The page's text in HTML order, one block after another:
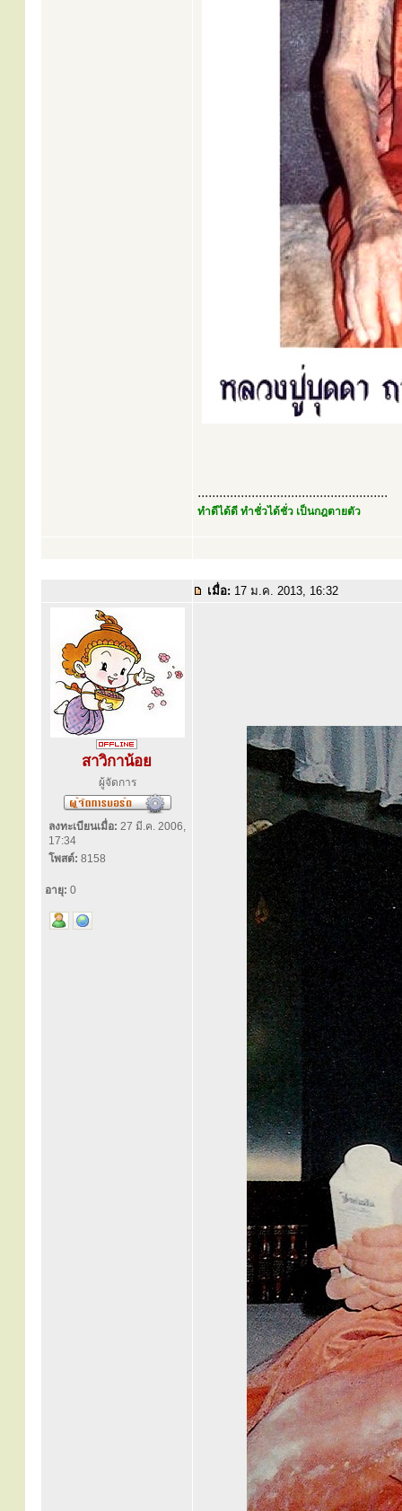
.....................................................
ทำดีได้ดี ทำชั่วได้ชั่ว เป็นกฎตายตัว
เมื่อ: 17 ม.ค. 2013, 16:32
สาวิกาน้อย
ผู้จัดการ
ลงทะเบียนเมื่อ: 27 มี.ค. 2006,
17:34
โพสต์: 8158
อายุ: 0